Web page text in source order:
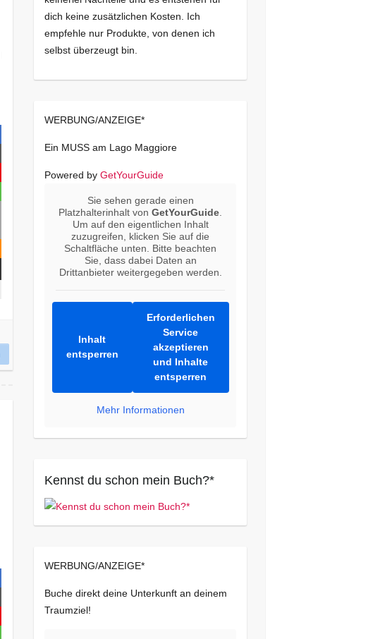
dich keine zusätzlichen Kosten. Ich
empfehle nur Produkte, von denen ich
selbst überzeugt bin.
WERBUNG/ANZEIGE*
Ein MUSS am Lago Maggiore
Powered by GetYourGuide
Sie sehen gerade einen
Platzhalterinhalt vonGetYourGuide
Um auf den eigentlichen Inhalt
zuzugreifen, klicken Sie auf die
Schaltfläche unten. Bitte beachten
Sie, dass dabei Daten an
Drittanbieter weitergegeben werden.
Inhalt
entsperren
Erforderlichen
Service
akzeptieren
und Inhalte
entsperren
Mehr Informationen
Kennst du schon mein Buch?*
WERBUNG/ANZEIGE*
Buche direkt deine Unterkunft an deinem
Traumziel!